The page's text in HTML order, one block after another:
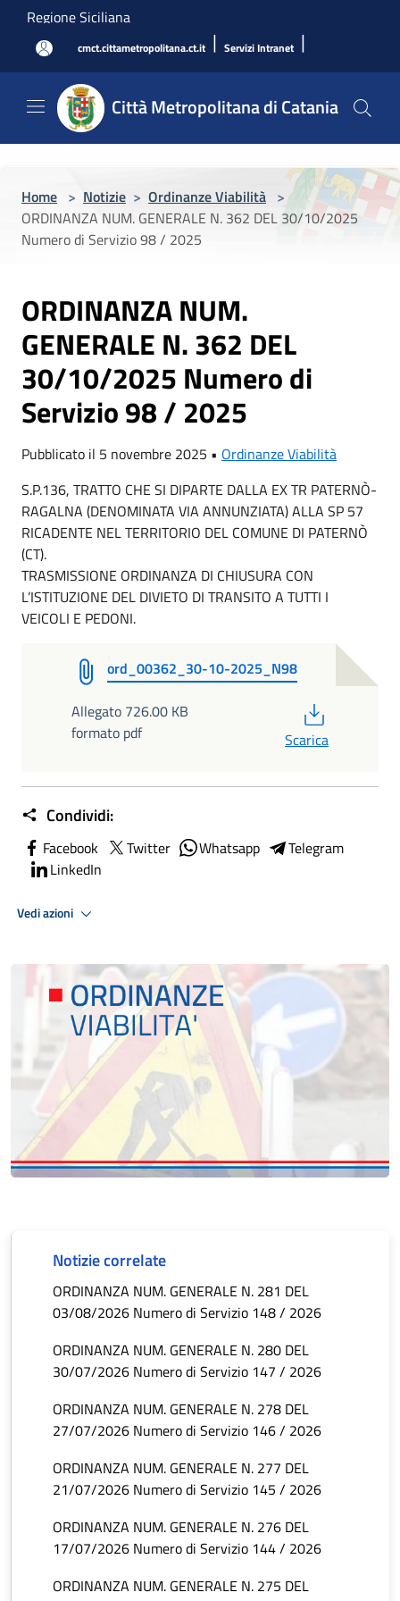
Salta al contenuto principale
Regione Siciliana
cmct.cittametropolitana.ct.it | Servizi Intranet |
Città Metropolitana di Catania
Home > Notizie > Ordinanze Viabilità >
ORDINANZA NUM. GENERALE N. 362 DEL 30/10/2025
Numero di Servizio 98 / 2025
ORDINANZA NUM.
GENERALE N. 362 DEL
30/10/2025 Numero di
Servizio 98 / 2025
Pubblicato il 5 novembre 2025 • Ordinanze Viabilità
S.P.136, TRATTO CHE SI DIPARTE DALLA EX TR PATERNÒ-
RAGALNA (DENOMINATA VIA ANNUNZIATA) ALLA SP 57
RICADENTE NEL TERRITORIO DEL COMUNE DI PATERNÒ
(CT).
TRASMISSIONE ORDINANZA DI CHIUSURA CON
L’ISTITUZIONE DEL DIVIETO DI TRANSITO A TUTTI I
VEICOLI E PEDONI.
ord_00362_30-10-2025_N98
Allegato 726.00 KB
formato pdf
Scarica
Condividi:
Facebook Twitter Whatsapp
Telegram
LinkedIn
Vedi azioni
Notizie correlate
ORDINANZA NUM. GENERALE N. 281 DEL
03/08/2026 Numero di Servizio 148 / 2026
ORDINANZA NUM. GENERALE N. 280 DEL
30/07/2026 Numero di Servizio 147 / 2026
ORDINANZA NUM. GENERALE N. 278 DEL
27/07/2026 Numero di Servizio 146 / 2026
ORDINANZA NUM. GENERALE N. 277 DEL
21/07/2026 Numero di Servizio 145 / 2026
ORDINANZA NUM. GENERALE N. 276 DEL
17/07/2026 Numero di Servizio 144 / 2026
ORDINANZA NUM. GENERALE N. 275 DEL